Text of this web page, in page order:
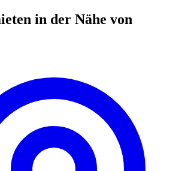
in der Nähe von